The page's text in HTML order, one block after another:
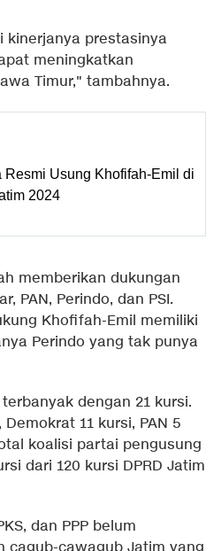
kinerjanya prestasinya
meningkatkan
Timur," tambahnya.
Resmi Usung Khofifah-Emil di
2024
memberikan dukungan
PAN, Perindo, dan PSI.
Khofifah-Emil memiliki
Perindo yang tak punya
dengan 21 kursi.
11 kursi, PAN 5
koalisi partai pengusung
dari 120 kursi DPRD Jatim
dan PPP belum